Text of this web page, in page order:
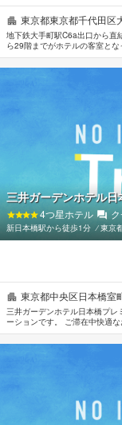
東京都東京都千代田
地下鉄大手町駅C6a出口から直
ら29階までがホテルの客室とな
東京都中央区日本橋室
三井ガーデンホテル日本橋プレ
ーションです。 ご滞在中快適
アメニティをご用意しており
OK, 24時間対応フロントデス
と便利なアメニティを各お部
ご体験いただけます。 三井ガ
三井ガーデンホテル
4つ星ホテル
新日本橋駅から徒歩1分 ⁄東京